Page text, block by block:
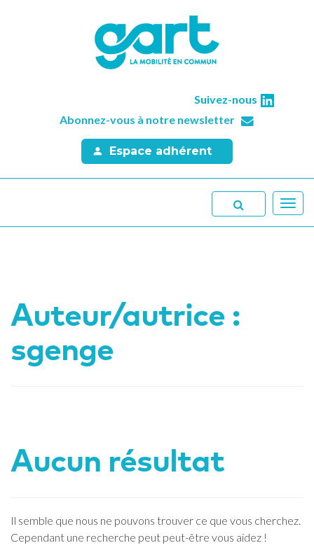
Suivez-nous
Abonnez-vous à notre newsletter
Espace adhérent
Auteur/autrice :
sgenge
Aucun résultat
Il semble que nous ne pouvons trouver ce que vous cherchez.
Cependant une recherche peut peut-être vous aidez !